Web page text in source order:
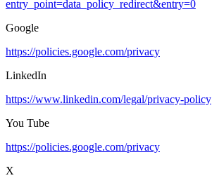
entry_point=data_policy_redirect&entry=0
Google
https://policies.google.com/privacy
LinkedIn
https://www.linkedin.com/legal/privacy-policy
You Tube
https://policies.google.com/privacy
X